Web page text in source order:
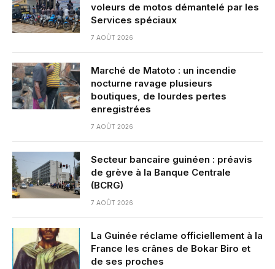
voleurs de motos démantelé par les
Services spéciaux
7 AOÛT 2026
Marché de Matoto : un incendie
nocturne ravage plusieurs
boutiques, de lourdes pertes
enregistrées
7 AOÛT 2026
Secteur bancaire guinéen : préavis
de grève à la Banque Centrale
(BCRG)
7 AOÛT 2026
La Guinée réclame officiellement à la
France les crânes de Bokar Biro et
de ses proches